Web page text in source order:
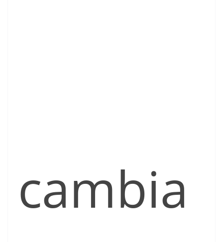
cambia